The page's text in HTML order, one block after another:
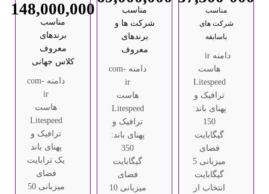
مناسب
شرکت های
باسابقه
دامنه ir
هاست
Litespeed
ترافیک و
پهنای باند:
150
گیگابایت
فضای
میزبانی 5
گیگابایت
انتخاب از
مناسب
شرکت ها و
برندهای
معروف
دامنه com-
ir
هاست
Litespeed
ترافیک و
پهنای باند:
350
گیگابایت
فضای
میزبانی 10
148,000,000
مناسب
برندهای
معروف
کلاس جهانی
دامنه com-
ir
هاست
Litespeed
ترافیک و
پهنای باند
یک ترابایت
فضای
میزبانی 50